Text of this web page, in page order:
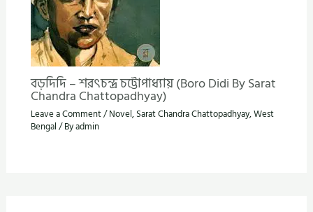
বড়দিদি – শরৎচন্দ্র চট্টোপাধ্যায় (Boro Didi By Sarat
Chandra Chattopadhyay)
Leave a Comment/Novel, Sarat Chandra Chattopadhyay,West
Bengal / Byadmin